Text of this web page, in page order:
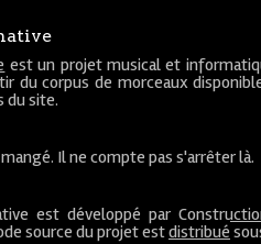
est un projet musical et
du corpus de morceaux
du site.
Il ne compte pas s'arrêter là.
est développé par
source du projet estdistribué